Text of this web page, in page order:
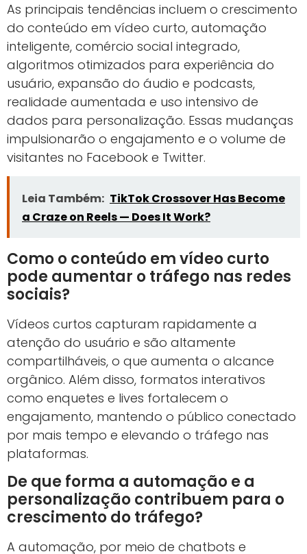
As principais tendências incluem o crescimento
do conteúdo em vídeo curto, automação
inteligente, comércio social integrado,
algoritmos otimizados para experiência do
usuário, expansão do áudio e podcasts,
realidade aumentada e uso intensivo de
dados para personalização. Essas mudanças
impulsionarão o engajamento e o volume de
visitantes no Facebook e Twitter.
Leia Também: TikTok Crossover Has Become
a Craze on Reels — Does It Work?
Como o conteúdo em vídeo curto
pode aumentar o tráfego nas redes
sociais?
Vídeos curtos capturam rapidamente a
atenção do usuário e são altamente
compartilháveis, o que aumenta o alcance
orgânico. Além disso, formatos interativos
como enquetes e lives fortalecem o
engajamento, mantendo o público conectado
por mais tempo e elevando o tráfego nas
plataformas.
De que forma a automação e a
personalização contribuem para o
crescimento do tráfego?
A automação, por meio de chatbots e